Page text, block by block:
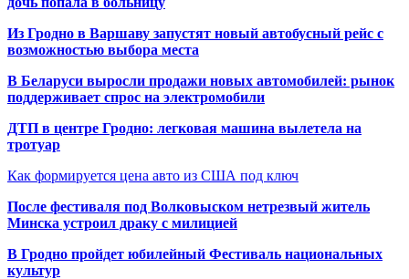
Из Гродно в Варшаву запустят новый автобусный рейс с
возможностью выбора места
В Беларуси выросли продажи новых автомобилей: рынок
поддерживает спрос на электромобили
ДТП в центре Гродно: легковая машина вылетела на
тротуар
Как формируется цена авто из США под ключ
После фестиваля под Волковыском нетрезвый житель
Минска устроил драку с милицией
В Гродно пройдет юбилейный Фестиваль национальных
культур